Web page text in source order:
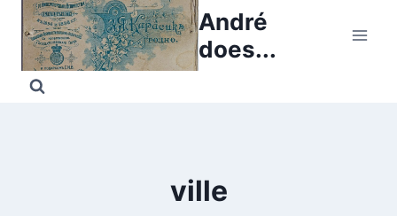
Skip
content
André
does...
ville